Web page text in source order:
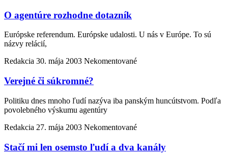
O agentúre rozhodne dotazník
Európske referendum. Európske udalosti. U nás v Európe. To sú
názvy relácií,
Redakcia 30. mája 2003 Nekomentované
Verejné či súkromné?
Politiku dnes mnoho ľudí nazýva iba panským huncútstvom. Podľa
povolebného výskumu agentúry
Redakcia 27. mája 2003 Nekomentované
Stačí mi len osemsto ľudí a dva kanály